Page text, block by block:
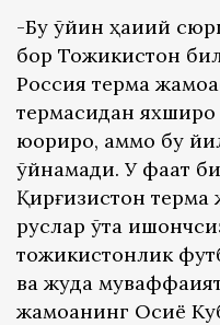
-Бу ўйин ҳақиқий
бор Тожикистон
Россия терма
термасидан
юқорироқ, аммо бу
ўйнамади. У фақат
Қирғизистон терма
руслар ўта
тожикистонлик
ва жуда
жамоанинг Осиё